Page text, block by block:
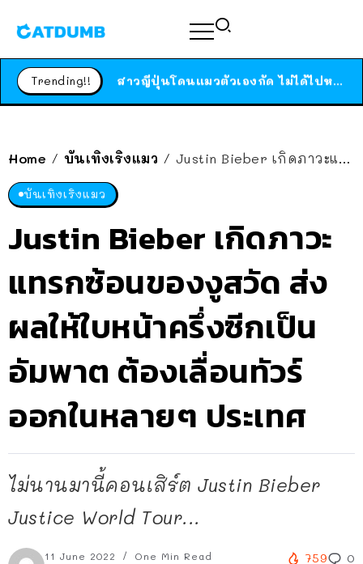
Trending!! ได้เวลาเด็กหนวดรวมตัว RF Online Next เปิดให้เล่นแล้ว เกม Sci-Fi MMORPG ระดับตำนาน เล่นได้ทั้งมือถือและ PC
Home / บันเทิงเริงแมว / Justin Bieber เกิดภาวะแทรกซ้อนของงูสวัด ส่งผลให้ใบหน้าครึ่งซีกเป็นอัมพาต ต้องเลื่อนทัวร์ออกในหลายๆ ประเทศ
บันเทิงเริงแมว
Justin Bieber เกิดภาวะ
แทรกซ้อนของงูสวัด ส่ง
ผลให้ใบหน้าครึ่งซีกเป็น
อัมพาต ต้องเลื่อนทัวร์
ออกในหลายๆ ประเทศ
ไม่นานมานี้คอนเสิร์ต Justin Bieber
Justice World Tour...
11 June 2022 One Min Read 759 0